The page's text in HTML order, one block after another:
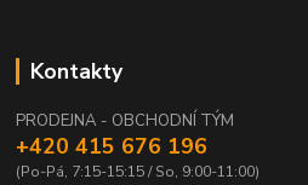
Kontakty
PRODEJNA - OBCHODNÍ TÝM
+420 415 676 196
(Po-Pá, 7:15-15:15 / So, 9:00-11:00)